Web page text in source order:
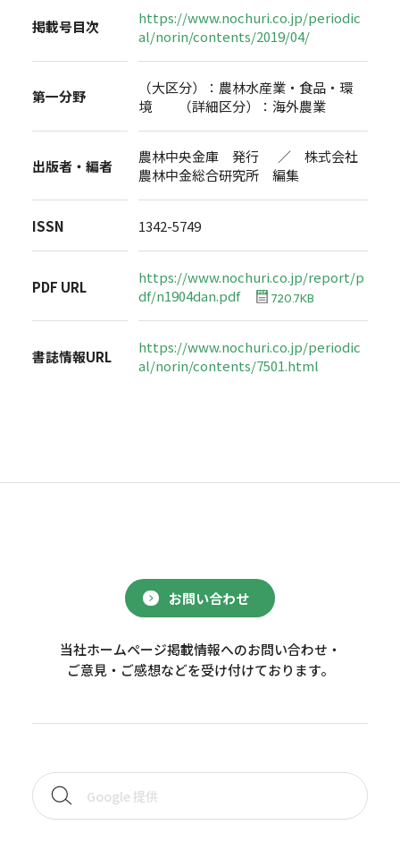
掲載号目次
https://www.nochuri.co.jp/periodic
al/norin/contents/2019/04/
第一分野
（大区分）：農林水産業・食品・環
境 （詳細区分）：海外農業
出版者・編者
農林中央金庫 発行 ／ 株式会社
農林中金総合研究所 編集
ISSN 1342-5749
PDF URL
https://www.nochuri.co.jp/report/p
df/n1904dan.pdf
720.7KB
書誌情報URL
https://www.nochuri.co.jp/periodic
al/norin/contents/7501.html
お問い合わせ
当社ホームページ掲載情報へのお問い合わせ・
ご意見・ご感想などを受け付けております。